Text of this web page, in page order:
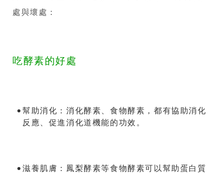
處與壞處：
吃酵素的好處
幫助消化： 消化酵素、食物酵素，都有協助消化
反應、促進消化道機能的功效。
滋養肌膚： 鳳梨酵素等食物酵素可以幫助蛋白質